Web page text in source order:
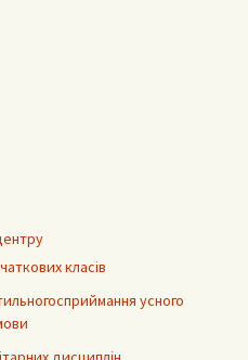
класів
усного